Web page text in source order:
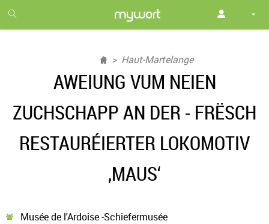
month
free
Haut-Martelange
AWEIUNG VUM NEIEN
ZUCHSCHAPP AN DER - FRËSCH
RESTAURÉIERTER LOKOMOTIV
‚MAUS‘
Musée de l'Ardoise -Schiefermusée